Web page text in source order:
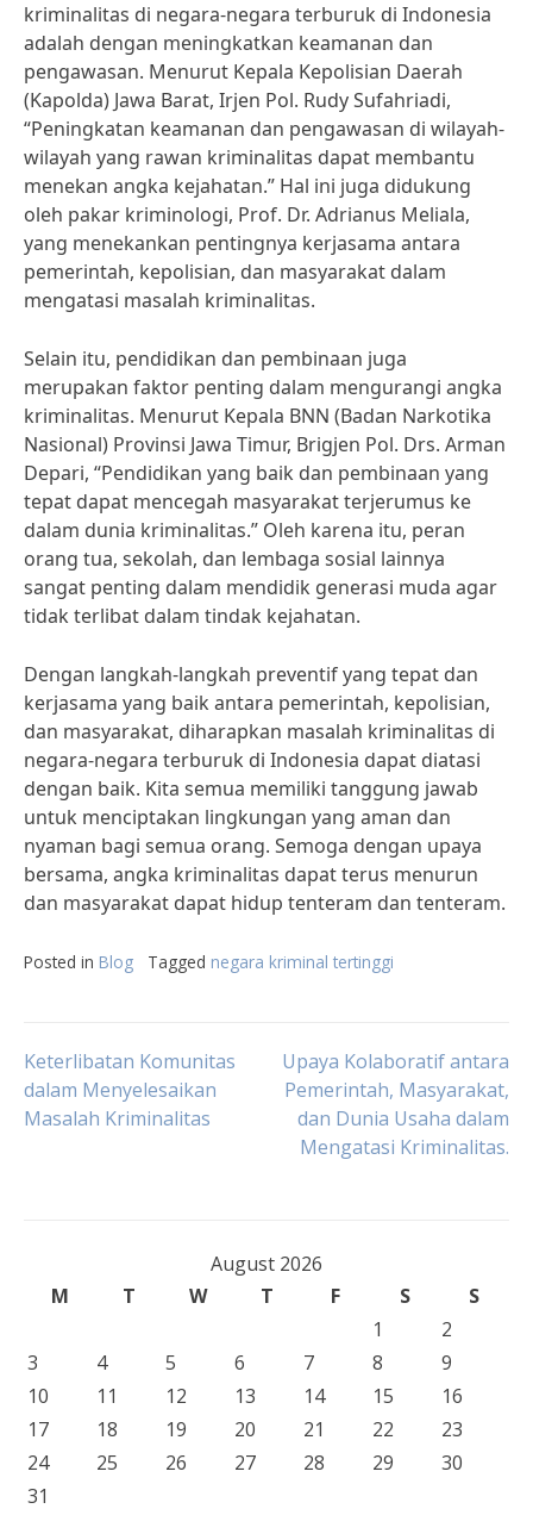
kriminalitas di negara-negara terburuk di Indonesia
adalah dengan meningkatkan keamanan dan
pengawasan. Menurut Kepala Kepolisian Daerah
(Kapolda) Jawa Barat, Irjen Pol. Rudy Sufahriadi,
“Peningkatan keamanan dan pengawasan di wilayah-
wilayah yang rawan kriminalitas dapat membantu
menekan angka kejahatan.” Hal ini juga didukung
oleh pakar kriminologi, Prof. Dr. Adrianus Meliala,
yang menekankan pentingnya kerjasama antara
pemerintah, kepolisian, dan masyarakat dalam
mengatasi masalah kriminalitas.
Selain itu, pendidikan dan pembinaan juga
merupakan faktor penting dalam mengurangi angka
kriminalitas. Menurut Kepala BNN (Badan Narkotika
Nasional) Provinsi Jawa Timur, Brigjen Pol. Drs. Arman
Depari, “Pendidikan yang baik dan pembinaan yang
tepat dapat mencegah masyarakat terjerumus ke
dalam dunia kriminalitas.” Oleh karena itu, peran
orang tua, sekolah, dan lembaga sosial lainnya
sangat penting dalam mendidik generasi muda agar
tidak terlibat dalam tindak kejahatan.
Dengan langkah-langkah preventif yang tepat dan
kerjasama yang baik antara pemerintah, kepolisian,
dan masyarakat, diharapkan masalah kriminalitas di
negara-negara terburuk di Indonesia dapat diatasi
dengan baik. Kita semua memiliki tanggung jawab
untuk menciptakan lingkungan yang aman dan
nyaman bagi semua orang. Semoga dengan upaya
bersama, angka kriminalitas dapat terus menurun
dan masyarakat dapat hidup tenteram dan tenteram.
Posted in Blog Tagged negara kriminal tertinggi
Post
navigation
Keterlibatan Komunitas
dalam Menyelesaikan
Masalah Kriminalitas
Upaya Kolaboratif antara
Pemerintah, Masyarakat,
dan Dunia Usaha dalam
Mengatasi Kriminalitas.
August 2026
M
T W T F S
S
1
2
3
4 5 6 7 8
9
10
11 12 13 14 15
16
17
18 19 20 21 22
23
24
25 26 27 28 29
30
31